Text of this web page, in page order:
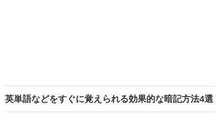
英単語などをすぐに覚えられる効果的な暗記方法4選